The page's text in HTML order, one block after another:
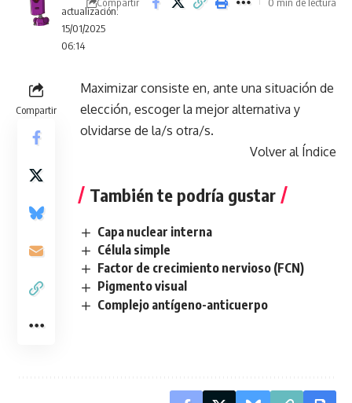
actualización:
15/01/2025
06:14
Compartir
Maximizar consiste en, ante una situación de
elección, escoger la mejor alternativa y
olvidarse de la/s otra/s.
Volver al Índice
También te podría gustar
Capa nuclear interna
Célula simple
Factor de crecimiento nervioso (FCN)
Pigmento visual
Complejo antígeno-anticuerpo